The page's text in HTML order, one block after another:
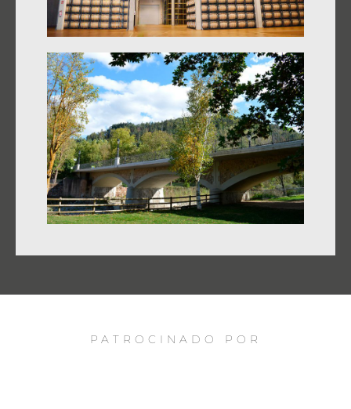
PATROCINADO POR